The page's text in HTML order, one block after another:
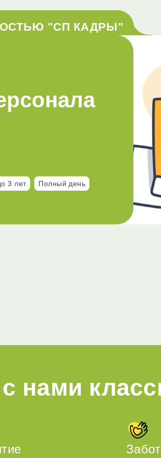
"СП КАДРЫ"
3 лет Полный день
нами